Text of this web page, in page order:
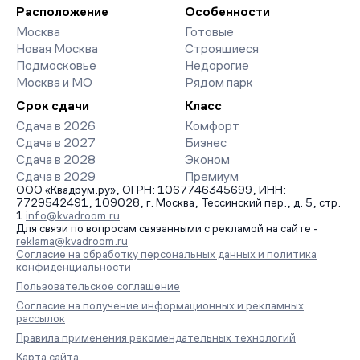
организует просмотр и поможет одобрить ипотеку по
минимальной ставке. Чтобы зафиксировать цену, оставьте
заявку на обратный звонок.
Расположение
Москва
Новая Москва
Подмосковье
Москва и МО
Особенности
Готовые
Строящиеся
Недорогие
Рядом парк
Срок сдачи
Сдача в 2026
Сдача в 2027
Сдача в 2028
Сдача в 2029
Класс
Комфорт
Бизнес
Эконом
Премиум
ООО «Квадрум.ру», ОГРН: 1067746345699, ИНН:
7729542491, 109028, г. Москва, Тессинский пер., д. 5, стр.
1 info@kvadroom.ru
Для связи по вопросам связанными с рекламой на сайте -
reklama@kvadroom.ru
Согласие на обработку персональных данных и политика
конфиденциальности
Пользовательское соглашение
Согласие на получение информационных и рекламных
рассылок
Правила применения рекомендательных технологий
Карта сайта